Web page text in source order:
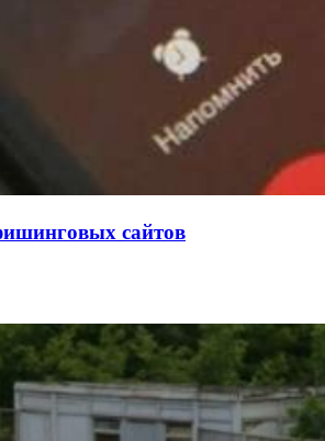
сайтов